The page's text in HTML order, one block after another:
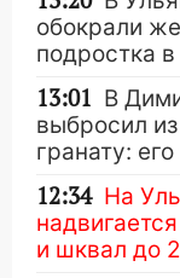
обокрали
подростка
13:01 В
выбросил
гранату:
12:34 На
и шквал до